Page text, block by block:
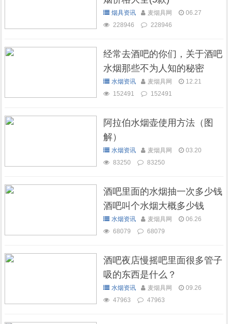
烟具资讯 麦烟具网
06.27
228946
228946
经常去酒吧的你们，关于酒吧
水烟那些不为人知的秘密
水烟资讯 麦烟具网
12.21
152491
152491
阿拉伯水烟壶使用方法（图
解）
水烟资讯 麦烟具网
03.20
83250
83250
酒吧里面的水烟抽一次多少钱
酒吧叫个水烟大概多少钱
水烟资讯 麦烟具网
06.26
68079
68079
酒吧夜店慢摇吧里面很多管子
吸的东西是什么？
水烟资讯 麦烟具网
09.26
47963
47963